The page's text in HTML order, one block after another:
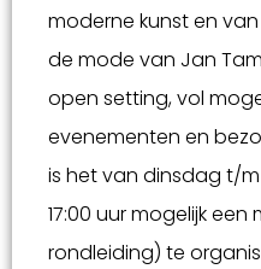
moderne kunst en van
de mode van Jan
open setting, vol
evenementen en
is het van dinsdag t/m
17:00 uur mogelijk
rondleiding) te